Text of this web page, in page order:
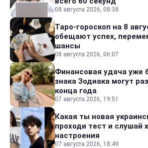
08 августа 2026, 08:38
Таро-гороскоп на 8
обещают успех,
шансы
08 августа 2026, 06:07
Финансовая удача уже
знака Зодиака могут
конца года
07 августа 2026, 19:51
Какая ты новая
проходи тест и слушай
настроения
07 августа 2026, 18:49